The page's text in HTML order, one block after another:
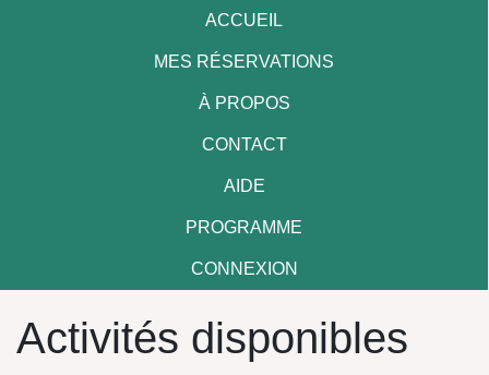
ACCUEIL
MES RÉSERVATIONS
À PROPOS
CONTACT
AIDE
PROGRAMME
CONNEXION
Activités disponibles